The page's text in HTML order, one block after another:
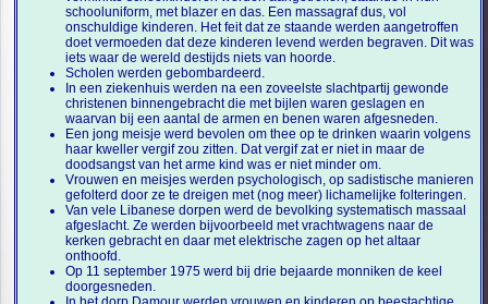
schooluniform, met blazer en das. Een massagraf dus, vol
onschuldige kinderen. Het feit dat ze staande werden aangetroffen
doet vermoeden dat deze kinderen levend werden begraven. Dit was
iets waar de wereld destijds niets van hoorde.
Scholen werden gebombardeerd.
In een ziekenhuis werden na een zoveelste slachtpartij gewonde
christenen binnengebracht die met bijlen waren geslagen en
waarvan bij een aantal de armen en benen waren afgesneden.
Een jong meisje werd bevolen om thee op te drinken waarin volgens
haar kweller vergif zou zitten. Dat vergif zat er niet in maar de
doodsangst van het arme kind was er niet minder om.
Vrouwen en meisjes werden psychologisch, op sadistische manieren
gefolterd door ze te dreigen met (nog meer) lichamelijke folteringen.
Van vele Libanese dorpen werd de bevolking systematisch massaal
afgeslacht. Ze werden bijvoorbeeld met vrachtwagens naar de
kerken gebracht en daar met elektrische zagen op het altaar
onthoofd.
Op 11 september 1975 werd bij drie bejaarde monniken de keel
doorgesneden.